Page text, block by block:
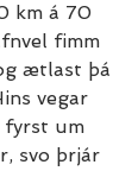
km á 70
fimm
ætlast þá
vegar
fyrst um
svo þrjár